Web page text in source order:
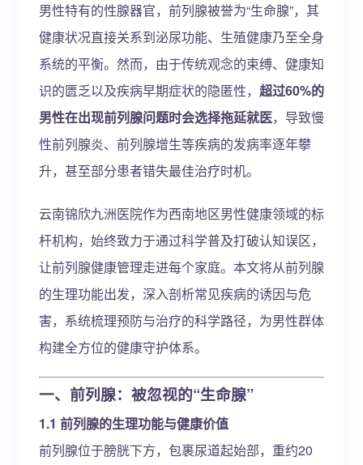
男性特有的性腺器官，前列腺被誉为“生命腺”，其
健康状况直接关系到泌尿功能、生殖健康乃至全身
系统的平衡。然而，由于传统观念的束缚、健康知
识的匮乏以及疾病早期症状的隐匿性， 超过60%的
男性在出现前列腺问题时会选择拖延就医，导致慢
性前列腺炎、前列腺增生等疾病的发病率逐年攀
升，甚至部分患者错失最佳治疗时机。
云南锦欣九洲医院作为西南地区男性健康领域的标
杆机构，始终致力于通过科学普及打破认知误区，
让前列腺健康管理走进每个家庭。本文将从前列腺
的生理功能出发，深入剖析常见疾病的诱因与危
害，系统梳理预防与治疗的科学路径，为男性群体
构建全方位的健康守护体系。
一、前列腺：被忽视的“生命腺”
1.1 前列腺的生理功能与健康价值
前列腺位于膀胱下方，包裹尿道起始部，重约20